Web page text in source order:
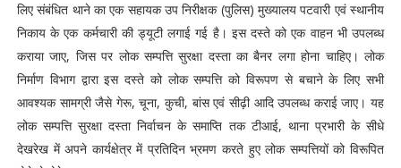
लिए संबंधित थाने का एक सहायक उप निरीक्षक (पुलिस) मुख्यालय पटवारी एवं स्थानीय
निकाय के एक कर्मचारी की ड्यूटी लगाई गई है। इस दस्ते को एक वाहन भी उपलब्ध
कराया जाए, जिस पर लोक सम्पत्ति सुरक्षा दस्ता का बैनर लगा होना चाहिए। लोक
निर्माण विभाग द्वारा इस दस्ते को लोक सम्पत्ति को विरूपण से बचाने के लिए सभी
आवश्यक सामग्री जैसे गेरू, चूना, कुची, बांस एवं सीढ़ी आदि उपलब्ध कराई जाए। यह
लोक सम्पत्ति सुरक्षा दस्ता निर्वाचन के समाप्ति तक टीआई, थाना प्रभारी के सीधे
देखरेख में अपने कार्यक्षेत्र में प्रतिदिन भ्रमण करते हुए लोक सम्पत्तियों को विरूपित